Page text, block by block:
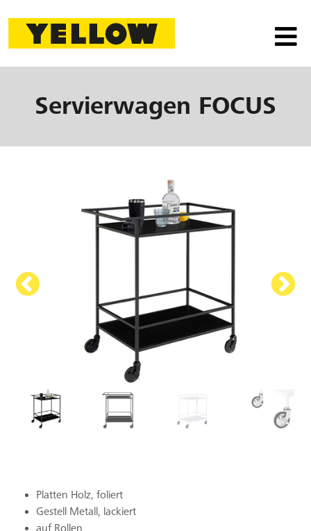
Servierwagen FOCUS
Platten Holz, foliert
Gestell Metall, lackiert